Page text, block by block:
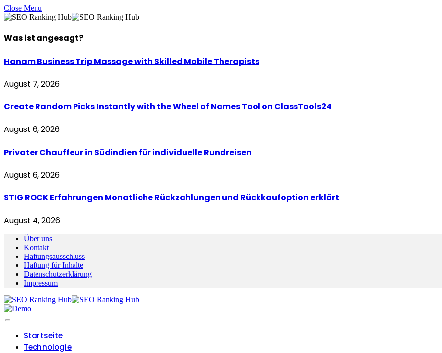
Close Menu
Was ist angesagt?
Hanam Business Trip Massage with Skilled Mobile Therapists
August 7, 2026
Create Random Picks Instantly with the Wheel of Names Tool on ClassTools24
August 6, 2026
Privater Chauffeur in Südindien für individuelle Rundreisen
August 6, 2026
STIG ROCK Erfahrungen Monatliche Rückzahlungen und Rückkaufoption erklärt
August 4, 2026
Über uns
Kontakt
Haftungsausschluss
Haftung für Inhalte
Datenschutzerklärung
Impressum
Startseite
Technologie